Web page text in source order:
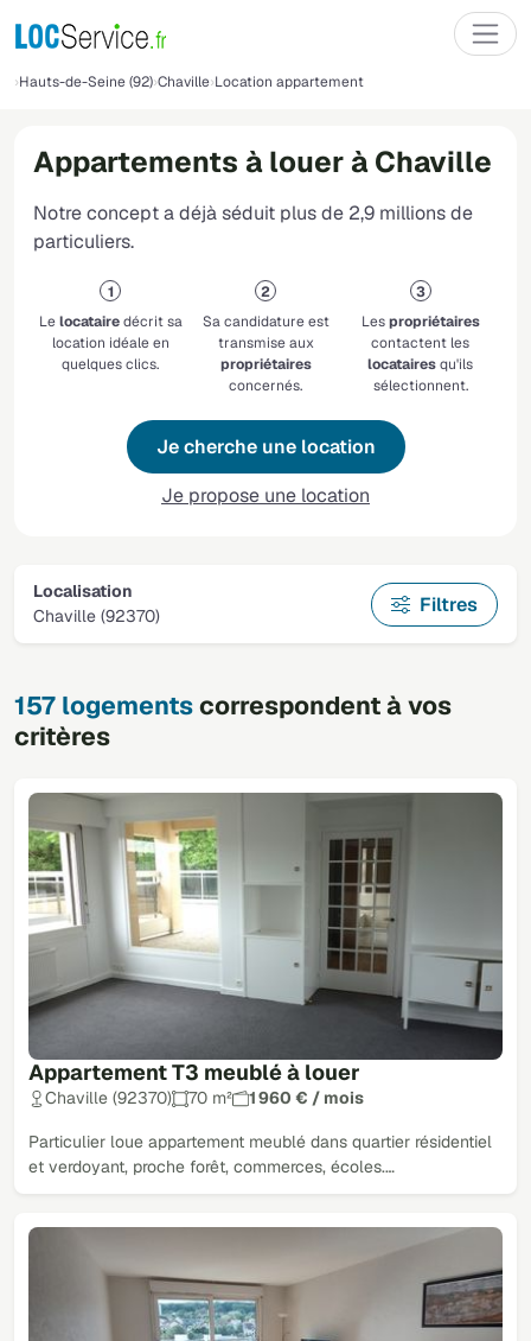
Hauts-de-Seine (92) Chaville Location appartement
Appartements à louer à Chaville
Notre concept a déjà séduit plus de 2,9 millions de
particuliers.
Lelocatairedécrit sa
location idéale en
quelques clics.
Sa candidature est
transmise aux
propriétaires
concernés.
Lespropriétaires
contactent les
locatairesqu'ils
sélectionnent.
Je cherche une location
Je propose une location
Localisation
Chaville (92370)
Filtres
157 logementscorrespondent à vos
critères
Appartement T3 meublé à louer
Chaville (92370) 70 m² 1 960 € / mois
Particulier loue appartement meublé dans quartier résidentiel
et verdoyant, proche forêt, commerces, écoles.…